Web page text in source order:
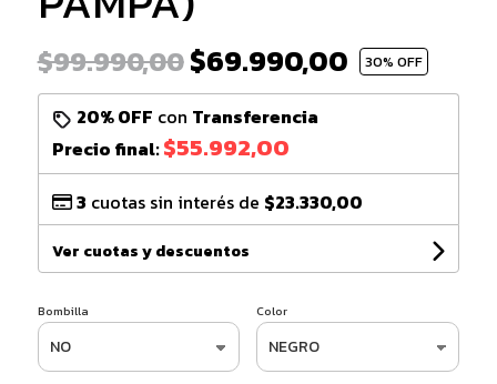
$99.990,00$69.990,00 30% OFF
20% OFF con Transferencia
Precio final:$55.992,00
3 cuotas sin interés de $23.330,00
Ver cuotas y descuentos
Bombilla Color